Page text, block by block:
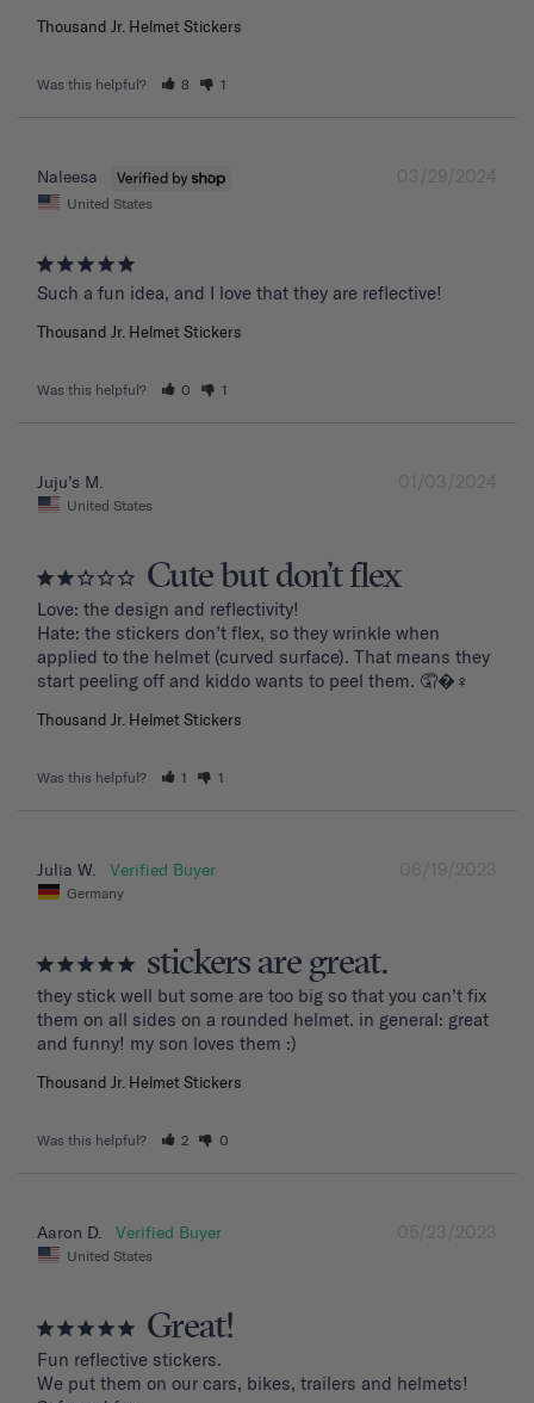
Thousand Jr. Helmet Stickers
Was this helpful? 8 1
03/29/2024
Naleesa
United States
Such a fun idea, and I love that they are reflective!
Thousand Jr. Helmet Stickers
Was this helpful? 0 1
01/03/2024
Juju’s M.
United States
Cute but don’t flex
Love: the design and reflectivity!
Hate: the stickers don’t flex, so they wrinkle when
applied to the helmet (curved surface). That means they
start peeling off and kiddo wants to peel them. 🤦�‍♀️
Thousand Jr. Helmet Stickers
Was this helpful? 1 1
06/19/2023
Julia W.
Germany
stickers are great.
they stick well but some are too big so that you can’t fix
them on all sides on a rounded helmet. in general: great
and funny! my son loves them :)
Thousand Jr. Helmet Stickers
Was this helpful? 2 0
05/23/2023
Aaron D.
United States
Great!
Fun reflective stickers.
We put them on our cars, bikes, trailers and helmets!